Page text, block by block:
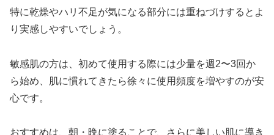
特に乾燥やハリ不足が気になる部分には重ねづけするとよ
り実感しやすいでしょう。
敏感肌の方は、初めて使用する際には少量を週2〜3回か
ら始め、肌に慣れてきたら徐々に使用頻度を増やすのが安
心です。
おすすめは、朝・晩に塗ることで、さらに美しい肌に導き